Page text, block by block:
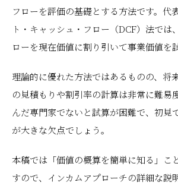
フローを評価の基礎とする方法です。代
ト・キャッシュ・フロー（DCF）法では
ローを現在価値に割り引いて事業価値を
理論的に優れた方法ではあるものの、将
の見積もりや割引率の計算は非常に難易
んだ専門家でないと試算が困難で、初見
が大きな欠点でしょう。
本稿では「価値の概算を簡単に知る」こ
すので、インカムアプローチの詳細な説